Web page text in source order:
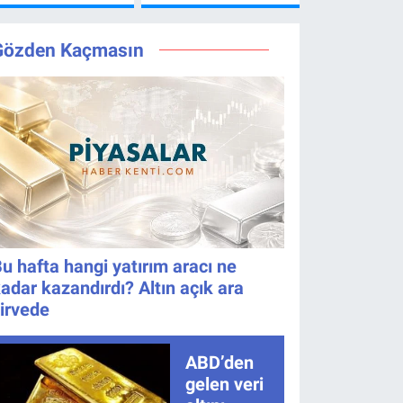
İzlenir?
Ne Zaman?
Değişti, Yeni
Tarih Belli
Oldu!
Kim Oldu? 7
Gece!
Kaçmasın
hafta hangi yatırım aracı ne
kazandırdı? Altın açık ara
ABD’den
gelen veri